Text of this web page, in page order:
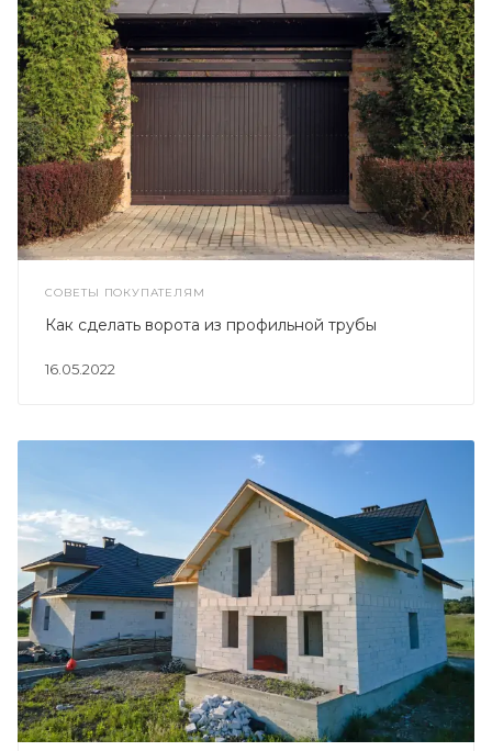
СОВЕТЫ ПОКУПАТЕЛЯМ
16.05.2022
Как сделать ворота из профильной трубы